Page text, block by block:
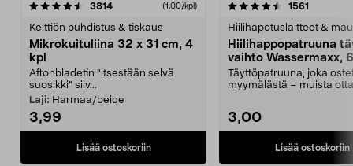
3814arvostelut (1,00/kpl)
Keittiön puhdistus & tiskaus
Mikrokuituliina 32 x 31 cm, 4
kpl
Aftonbladetin "itsestään selvä
suosikki" siiv...
Laji: Harmaa/beige
3,99
Lisää ostoskoriin
4.5viidestä
1561
Hiilihapotuslaitteet &
Hiilihappopatruuna
vaihto Wassermaxx,
Täyttöpatruuna, joka
myymälästä – muista
3,00
Lisää ostoskoriin
4.5viidestä